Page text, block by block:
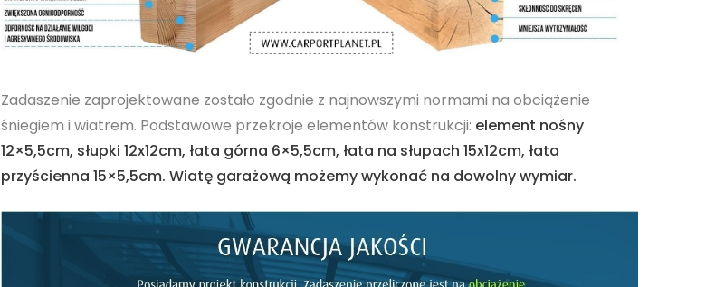
Zadaszenie zaprojektowane zostało zgodnie z najnowszymi normami na obciążenie
śniegiem i wiatrem. Podstawowe przekroje elementów konstrukcji: element nośny
12×5,5cm, słupki 12x12cm, łata górna 6×5,5cm, łata na słupach 15x12cm, łata
przyścienna 15×5,5cm. Wiatę garażową możemy wykonać na dowolny wymiar.